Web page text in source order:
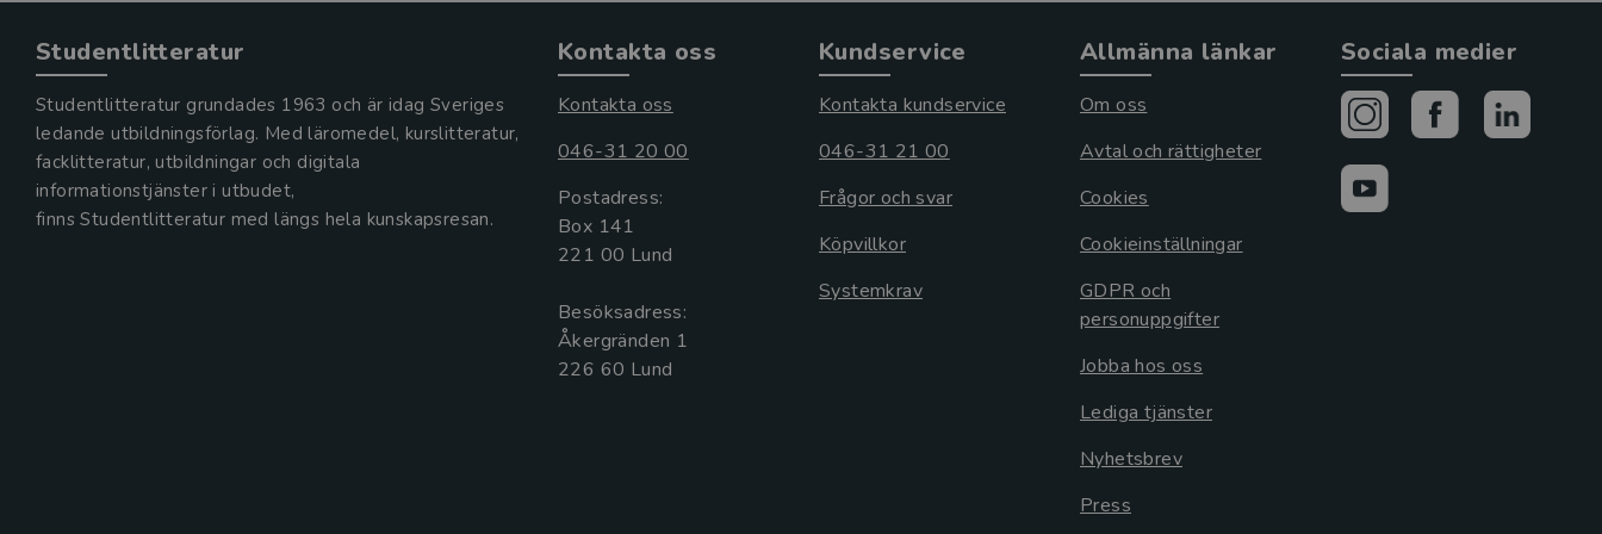
Studentlitteratur
Studentlitteratur grundades 1963 och är idag Sveriges
ledande utbildningsförlag. Med läromedel, kurslitteratur,
facklitteratur, utbildningar och digitala
informationstjänster i utbudet,
finns Studentlitteratur med längs hela kunskapsresan.
Kontakta oss
Kontakta oss
046-31 20 00
Postadress:
Box 141
221 00 Lund
Besöksadress:
Åkergränden 1
Kundservice
Kontakta kundservice
046-31 21 00
Frågor och svar
Köpvillkor
Systemkrav
Allmänna länkar
Om oss
Avtal och rättigheter
Cookies
Cookieinställningar
GDPR och
personuppgifter
Jobba hos oss
Lediga tjänster
Nyhetsbrev
Press
Sociala medier